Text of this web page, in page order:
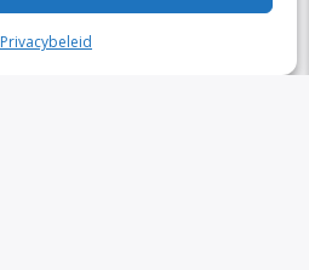
Privacybeleid